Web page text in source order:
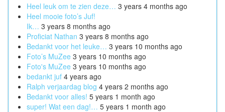
Heel leuk om te zien deze… 3 years 4 months ago
Heel mooie foto’s Juf!
Ik… 3 years 8 months ago
Proficiat Nathan 3 years 8 months ago
Bedankt voor het leuke… 3 years 10 months ago
Foto’s MuZee 3 years 10 months ago
Foto's MuZee 3 years 10 months ago
bedankt juf 4 years ago
Ralph verjaardag blog 4 years 2 months ago
Bedankt voor alles! 5 years 1 month ago
super! Wat een dag!… 5 years 1 month ago